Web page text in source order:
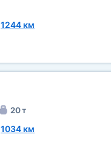
1244 км
20 т
1034 км